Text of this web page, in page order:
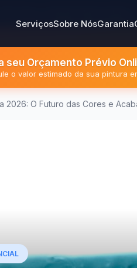
ServiçosSobre NósGarantia
seu Orçamento Prévio
o valor estimado da sua pintura
2026: O Futuro das Cores e